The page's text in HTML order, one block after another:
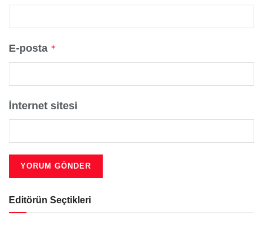
E-posta *
İnternet sitesi
Editörün Seçtikleri